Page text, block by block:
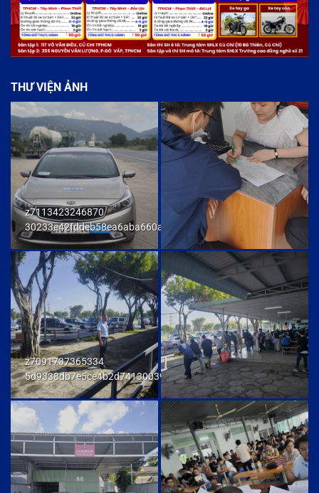
THƯ VIỆN ẢNH
z7113423246870
30233e42fddeb58ea6aba660ab436cb9
z7091737365334
5d9338db7e5ce4b2d741300392f80174